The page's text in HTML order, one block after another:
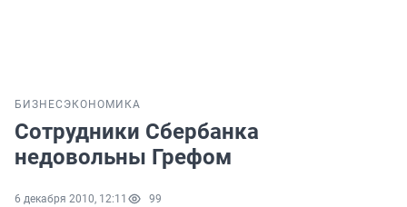
БИЗНЕС ЭКОНОМИКА
Сотрудники Сбербанка
недовольны Грефом
6 декабря 2010, 12:11 99